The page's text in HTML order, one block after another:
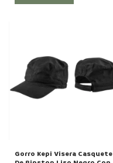
Gorro Kepi Visera Casquete